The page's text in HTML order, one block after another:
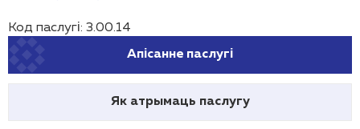
Код паслугі: 3.00.14
Апісанне паслугі
Як атрымаць паслугу